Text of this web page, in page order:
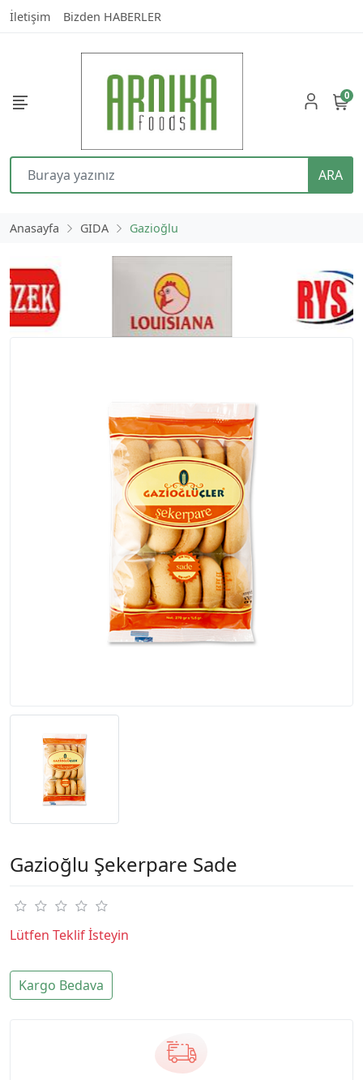
İletişim Bizden HABERLER
ARA
0
Anasayfa GIDA Gazioğlu
Gazioğlu Şekerpare Sade
Lütfen Teklif İsteyin
Kargo Bedava